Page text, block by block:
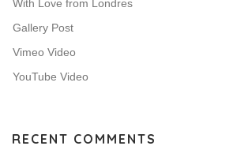
With Love from Londres
Gallery Post
Vimeo Video
YouTube Video
RECENT COMMENTS